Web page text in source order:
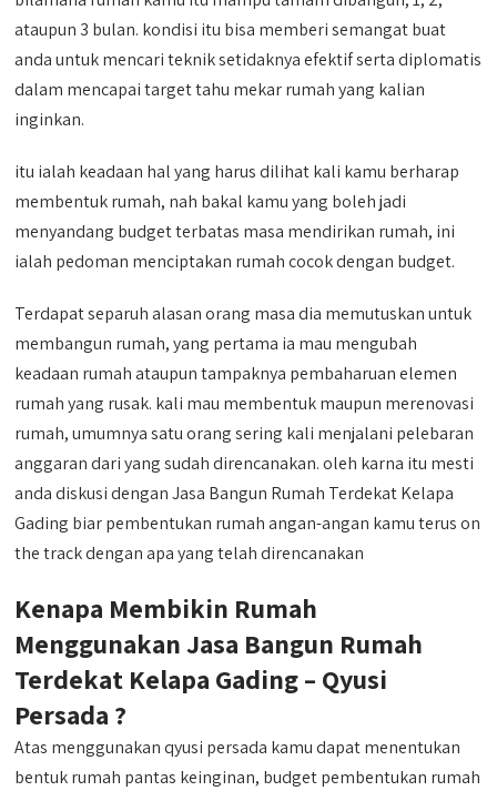
ataupun 3 bulan. kondisi itu bisa memberi semangat buat
anda untuk mencari teknik setidaknya efektif serta diplomatis
dalam mencapai target tahu mekar rumah yang kalian
inginkan.
itu ialah keadaan hal yang harus dilihat kali kamu berharap
membentuk rumah, nah bakal kamu yang boleh jadi
menyandang budget terbatas masa mendirikan rumah, ini
ialah pedoman menciptakan rumah cocok dengan budget.
Terdapat separuh alasan orang masa dia memutuskan untuk
membangun rumah, yang pertama ia mau mengubah
keadaan rumah ataupun tampaknya pembaharuan elemen
rumah yang rusak. kali mau membentuk maupun merenovasi
rumah, umumnya satu orang sering kali menjalani pelebaran
anggaran dari yang sudah direncanakan. oleh karna itu mesti
anda diskusi dengan Jasa Bangun Rumah Terdekat Kelapa
Gading biar pembentukan rumah angan-angan kamu terus on
the track dengan apa yang telah direncanakan
Kenapa Membikin Rumah
Menggunakan Jasa Bangun Rumah
Terdekat Kelapa Gading – Qyusi
Persada ?
Atas menggunakan qyusi persada kamu dapat menentukan
bentuk rumah pantas keinginan, budget pembentukan rumah